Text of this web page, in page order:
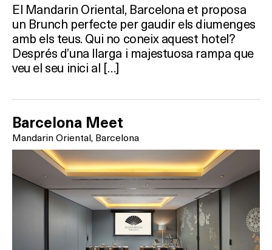
El Mandarin Oriental, Barcelona et proposa
un Brunch perfecte per gaudir els diumenges
amb els teus. Qui no coneix aquest hotel?
Després d’una llarga i majestuosa rampa que
veu el seu inici al […]
Barcelona Meet
Mandarin Oriental, Barcelona